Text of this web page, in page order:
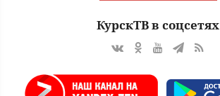
КурскТВ в соцсетях